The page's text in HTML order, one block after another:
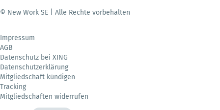
© New Work SE | Alle Rechte vorbehalten
Impressum
AGB
Datenschutz bei XING
Datenschutzerklärung
Mitgliedschaft kündigen
Tracking
Mitgliedschaften widerrufen